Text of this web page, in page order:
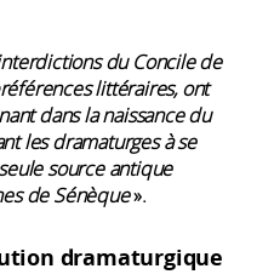
du Concile de
littéraires, ont
dans la naissance du
les dramaturges à se
source antique
de Sénèque».
dramaturgique